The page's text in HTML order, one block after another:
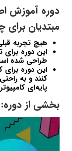
مبتدیان
هیچ تجربه
این دوره برای
طراحی شده
این دوره
کنند و به
پایه‌ای
بخشی از دوره: